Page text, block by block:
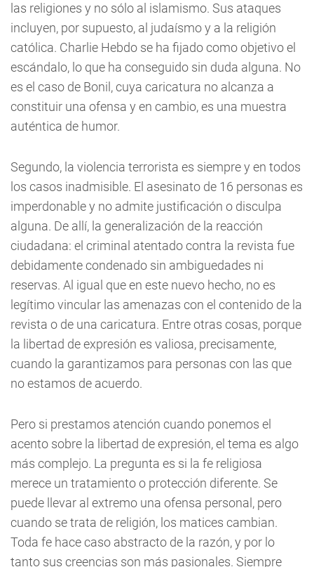
las religiones y no sólo al islamismo. Sus ataques
incluyen, por supuesto, al judaísmo y a la religión
católica. Charlie Hebdo se ha fijado como objetivo el
escándalo, lo que ha conseguido sin duda alguna. No
es el caso de Bonil, cuya caricatura no alcanza a
constituir una ofensa y en cambio, es una muestra
auténtica de humor.
Segundo, la violencia terrorista es siempre y en todos
los casos inadmisible. El asesinato de 16 personas es
imperdonable y no admite justificación o disculpa
alguna. De allí, la generalización de la reacción
ciudadana: el criminal atentado contra la revista fue
debidamente condenado sin ambiguedades ni
reservas. Al igual que en este nuevo hecho, no es
legítimo vincular las amenazas con el contenido de la
revista o de una caricatura. Entre otras cosas, porque
la libertad de expresión es valiosa, precisamente,
cuando la garantizamos para personas con las que
no estamos de acuerdo.
Pero si prestamos atención cuando ponemos el
acento sobre la libertad de expresión, el tema es algo
más complejo. La pregunta es si la fe religiosa
merece un tratamiento o protección diferente. Se
puede llevar al extremo una ofensa personal, pero
cuando se trata de religión, los matices cambian.
Toda fe hace caso abstracto de la razón, y por lo
tanto sus creencias son más pasionales. Siempre